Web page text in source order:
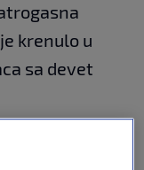
krenulo u
sa devet